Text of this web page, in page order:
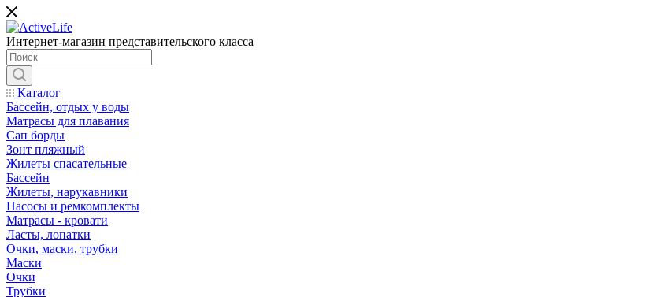
Интернет-магазин представительского класса
Каталог
Бассейн, отдых у воды
Матрасы для плавания
Сап борды
Зонт пляжный
Жилеты спасательные
Бассейн
Жилеты, нарукавники
Насосы и ремкомплекты
Матрасы - кровати
Ласты, лопатки
Очки, маски, трубки
Маски
Очки
Трубки